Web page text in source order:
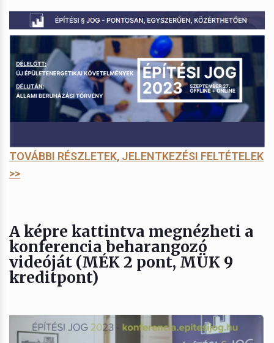
TOVÁBBI RÉSZLETEK, JELENTKEZÉSI FELTÉTELEK
>>
A képre kattintva megnézheti a
konferencia beharangozó
videóját (MÉK 2 pont, MÜK 9
kreditpont)